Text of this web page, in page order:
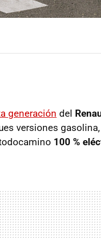
generación del
versiones
100 %